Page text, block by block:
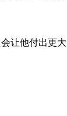
让他付出更大